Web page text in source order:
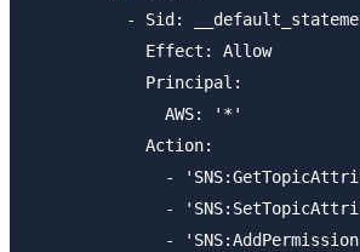
- Sid:
            Effect: Allow
            Principal:
              AWS: '*'
            Action:
-
-
-